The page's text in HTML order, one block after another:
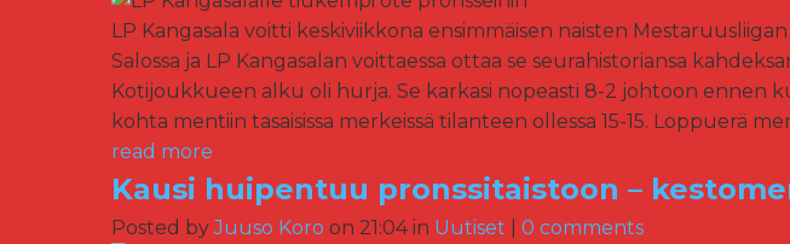
LP Kangasala voitti keskiviikkona ensimmäisen naisten
Salossa ja LP Kangasalan voittaessa ottaa se seurahistoriansa
Kotijoukkueen alku oli hurja. Se karkasi nopeasti 8-2 johtoon ennen
kohta mentiin tasaisissa merkeissä tilanteen ollessa 15-15. Loppuerä
read more
Kausi huipentuu pronssitaistoon –
Posted byJuuso Koro on 21:04 in Uutiset 0 comments